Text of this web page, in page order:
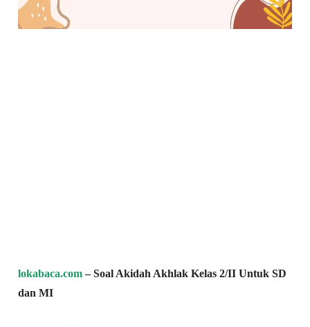
lokabaca.com– Soal Akidah Akhlak Kelas 2/II Untuk SD
dan MI